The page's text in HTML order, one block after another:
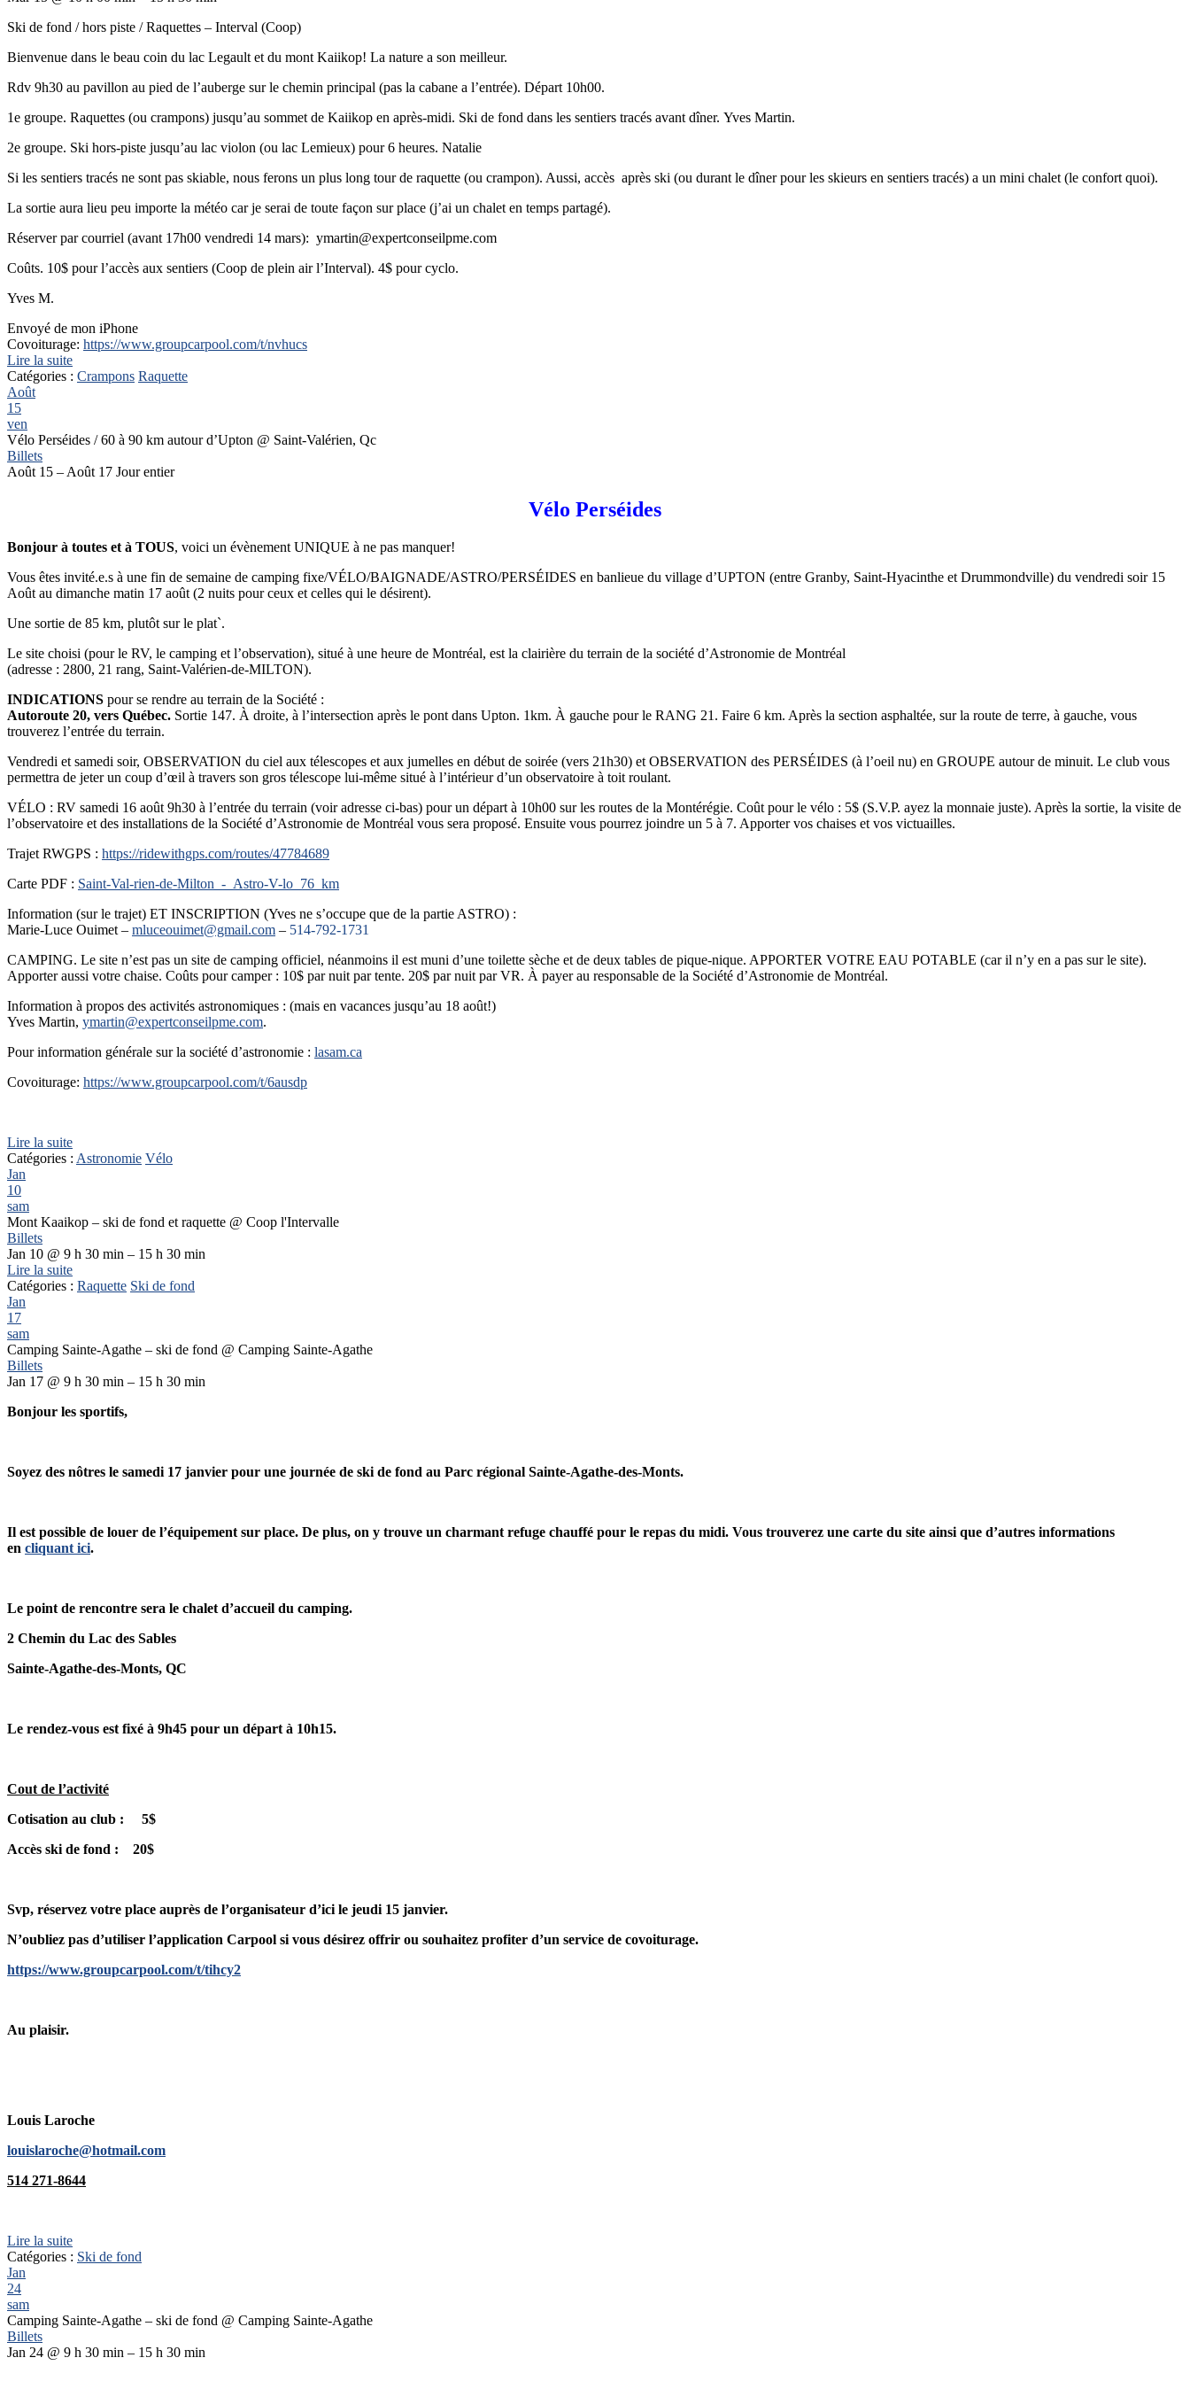
Ski de fond / hors piste / Raquettes – Interval (Coop)
Bienvenue dans le beau coin du lac Legault et du mont Kaiikop! La nature a son meilleur.
Rdv 9h30 au pavillon au pied de l’auberge sur le chemin principal (pas la cabane a l’entrée). Départ 10h00.
1e groupe. Raquettes (ou crampons) jusqu’au sommet de Kaiikop en après-midi. Ski de fond dans les sentiers tracés avant dîner. Yves Martin.
2e groupe. Ski hors-piste jusqu’au lac violon (ou lac Lemieux) pour 6 heures. Natalie
Si les sentiers tracés ne sont pas skiable, nous ferons un plus long tour de raquette (ou crampon). Aussi, accès après ski (ou durant le dîner pour les skieurs en sentiers tracés) a un mini chalet (le confort quoi).
La sortie aura lieu peu importe la météo car je serai de toute façon sur place (j’ai un chalet en temps partagé).
Réserver par courriel (avant 17h00 vendredi 14 mars): ymartin@expertconseilpme.com
Coûts. 10$ pour l’accès aux sentiers (Coop de plein air l’Interval). 4$ pour cyclo.
Yves M.
Envoyé de mon iPhone
Covoiturage: https://www.groupcarpool.com/t/nvhucs
Lire la suite
Catégories : Crampons Raquette
Août
15
ven
Vélo Perséides / 60 à 90 km autour d’Upton @ Saint-Valérien, Qc
Billets
Août 15 – Août 17 Jour entier
Vélo Perséides
Bonjour à toutes et à TOUS, voici un évènement UNIQUE à ne pas manquer!
Vous êtes invité.e.s à une fin de semaine de camping fixe/VÉLO/BAIGNADE/ASTRO/PERSÉIDES en banlieue du village d’UPTON (entre Granby, Saint-Hyacinthe et Drummondville) du vendredi soir 15
Août au dimanche matin 17 août (2 nuits pour ceux et celles qui le désirent).
Une sortie de 85 km, plutôt sur le plat`.
Le site choisi (pour le RV, le camping et l’observation), situé à une heure de Montréal, est la clairière du terrain de la société d’Astronomie de Montréal
(adresse : 2800, 21 rang, Saint-Valérien-de-MILTON).
INDICATIONS pour se rendre au terrain de la Société :
Autoroute 20, vers Québec. Sortie 147. À droite, à l’intersection après le pont dans Upton. 1km. À gauche pour le RANG 21. Faire 6 km. Après la section asphaltée, sur la route de terre, à gauche, vous
trouverez l’entrée du terrain.
Vendredi et samedi soir, OBSERVATION du ciel aux télescopes et aux jumelles en début de soirée (vers 21h30) et OBSERVATION des PERSÉIDES (à l’oeil nu) en GROUPE autour de minuit. Le club vous
permettra de jeter un coup d’œil à travers son gros télescope lui-même situé à l’intérieur d’un observatoire à toit roulant.
VÉLO : RV samedi 16 août 9h30 à l’entrée du terrain (voir adresse ci-bas) pour un départ à 10h00 sur les routes de la Montérégie. Coût pour le vélo : 5$ (S.V.P. ayez la monnaie juste). Après la sortie, la visite de
l’observatoire et des installations de la Société d’Astronomie de Montréal vous sera proposé. Ensuite vous pourrez joindre un 5 à 7. Apporter vos chaises et vos victuailles.
Trajet RWGPS : https://ridewithgps.com/routes/47784689
Carte PDF : Saint-Val-rien-de-Milton_-_Astro-V-lo_76_km
Information (sur le trajet) ET INSCRIPTION (Yves ne s’occupe que de la partie ASTRO) :
Marie-Luce Ouimet – mluceouimet@gmail.com – 514-792-1731
CAMPING. Le site n’est pas un site de camping officiel, néanmoins il est muni d’une toilette sèche et de deux tables de pique-nique. APPORTER VOTRE EAU POTABLE (car il n’y en a pas sur le site).
Apporter aussi votre chaise. Coûts pour camper : 10$ par nuit par tente. 20$ par nuit par VR. À payer au responsable de la Société d’Astronomie de Montréal.
Information à propos des activités astronomiques : (mais en vacances jusqu’au 18 août!)
Yves Martin, ymartin@expertconseilpme.com.
Pour information générale sur la société d’astronomie : lasam.ca
Covoiturage: https://www.groupcarpool.com/t/6ausdp
Lire la suite
Catégories : Astronomie Vélo
Jan
10
sam
Mont Kaaikop – ski de fond et raquette @ Coop l'Intervalle
Billets
Jan 10 @ 9 h 30 min – 15 h 30 min
Lire la suite
Catégories : Raquette Ski de fond
Jan
17
sam
Camping Sainte-Agathe – ski de fond @ Camping Sainte-Agathe
Billets
Jan 17 @ 9 h 30 min – 15 h 30 min
Bonjour les sportifs,
Soyez des nôtres le samedi 17 janvier pour une journée de ski de fond au Parc régional Sainte-Agathe-des-Monts.
Il est possible de louer de l’équipement sur place. De plus, on y trouve un charmant refuge chauffé pour le repas du midi. Vous trouverez une carte du site ainsi que d’autres informations
en cliquant ici.
Le point de rencontre sera le chalet d’accueil du camping.
2 Chemin du Lac des Sables
Sainte-Agathe-des-Monts, QC
Le rendez-vous est fixé à 9h45 pour un départ à 10h15.
Cout de l’activité
Cotisation au club : 5$
Accès ski de fond : 20$
Svp, réservez votre place auprès de l’organisateur d’ici le jeudi 15 janvier.
N’oubliez pas d’utiliser l’application Carpool si vous désirez offrir ou souhaitez profiter d’un service de covoiturage.
https://www.groupcarpool.com/t/tihcy2
Au plaisir.
Louis Laroche
louislaroche@hotmail.com
514 271-8644
Lire la suite
Catégories : Ski de fond
Jan
24
sam
Camping Sainte-Agathe – ski de fond @ Camping Sainte-Agathe
Billets
Jan 24 @ 9 h 30 min – 15 h 30 min